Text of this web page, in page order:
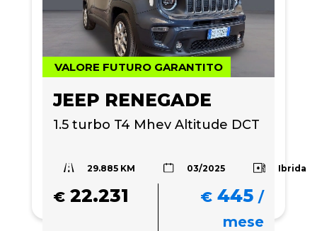
VALORE FUTURO GARANTITO
JEEP RENEGADE
1.5 turbo T4 Mhev Altitude DCT
29.885 KM 03/2025 Ibrida
€ 22.231 € 445 /
mese